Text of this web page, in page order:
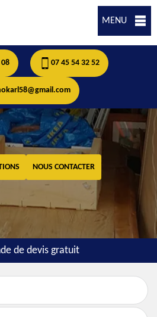
MENU
07 45 54 32 52
NOUS CONTACTER
de devis gratuit